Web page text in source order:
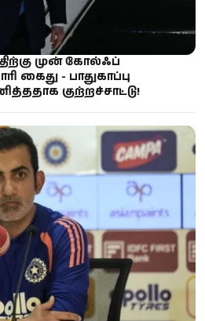
முன் கோல்ஃப்
கைது - பாதுகாப்பு
குற்றச்சாட்டு!